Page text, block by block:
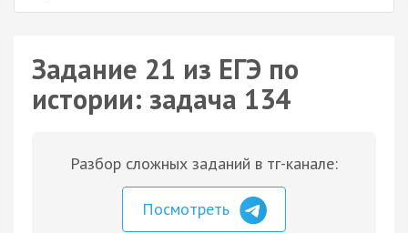
Задание 21 из ЕГЭ по
истории: задача 134
Разбор сложных заданий в тг-канале:
Посмотреть